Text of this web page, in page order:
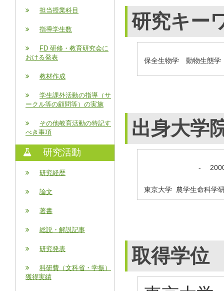
担当授業科目
指導学生数
FD 研修・教育研究会に
おける発表
教材作成
学生課外活動の指導（サ
ークル等の顧問等）の実施
その他教育活動の特記す
べき事項
研究活動
研究経歴
論文
著書
総説・解説記事
研究発表
科研費（文科省・学振）
獲得実績
研究キー
保全生物学 動物生態学
出身大学
-
東京大学 農学生命科学
取得学位